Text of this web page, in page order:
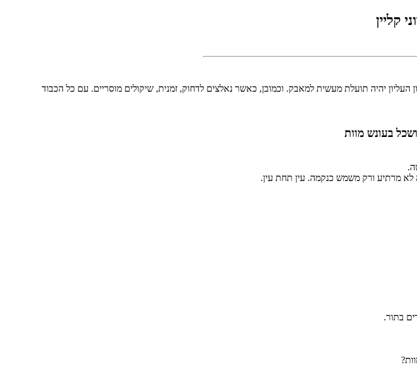
קליין
יהיה תועלת מעשית למאבק. וכמובן, כאשר נאלצים לדחוק, זמנית, שיקולים מוסריים. עם כל הכבוד
בעונש מוות
לא מרתיע ורק משמש כנקמה. עין תחת עין.
בתור.